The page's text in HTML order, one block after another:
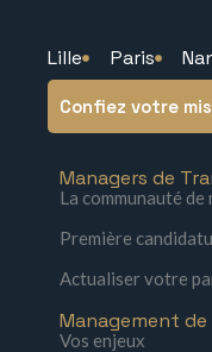
Lille Paris
Confiez votre
Managers de
La communauté de
Première
Actualiser votre
Management
Vos enjeux